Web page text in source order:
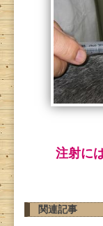
注射に
関連記事